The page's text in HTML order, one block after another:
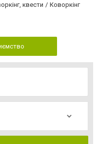
квести Коворкінг